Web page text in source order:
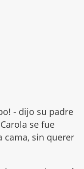
- dijo su padre
se fue
cama, sin querer